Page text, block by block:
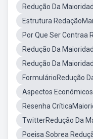
Redução Da
Estrutura
Por Que Ser Contraa
Redução Da
Redução Da
FormulárioRedução
Aspectos
Resenha
TwitterRedução Da
Poeisa Sobrea